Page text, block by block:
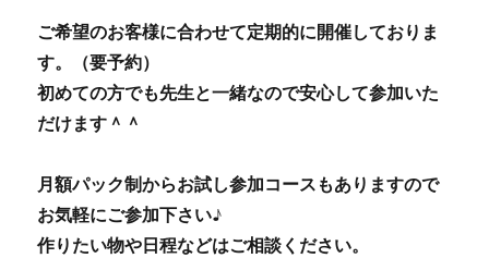
ご希望のお客様に合わせて定期的に開催しておりま
す。（要予約）
初めての方でも先生と一緒なので安心して参加いた
だけます＾＾
月額パック制からお試し参加コースもありますので
お気軽にご参加下さい♪
作りたい物や日程などはご相談ください。